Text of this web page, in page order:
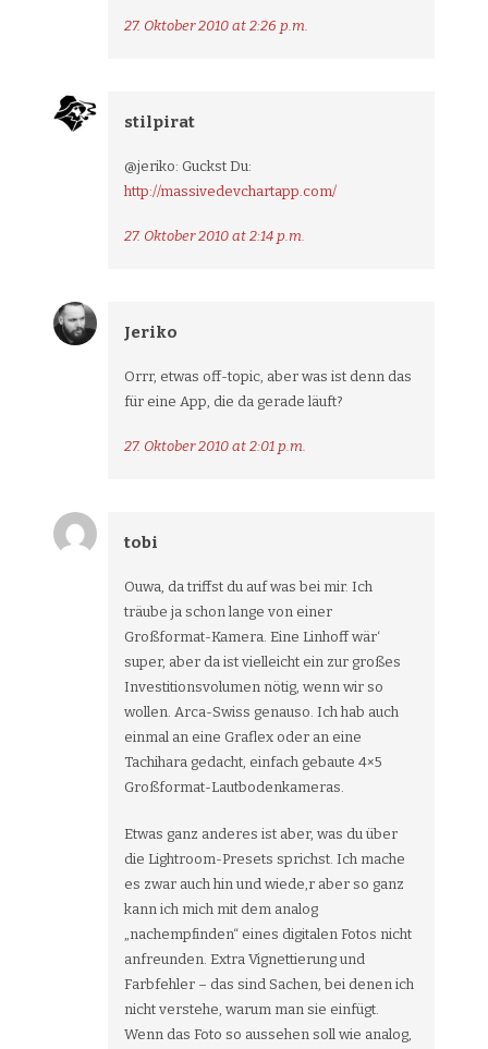
27. Oktober 2010 at 2:26 p.m.
stilpirat
@jeriko: Guckst Du:
http://massivedevchartapp.com/
27. Oktober 2010 at 2:14 p.m.
Jeriko
Orrr, etwas off-topic, aber was ist denn das
für eine App, die da gerade läuft?
27. Oktober 2010 at 2:01 p.m.
tobi
Ouwa, da triffst du auf was bei mir. Ich
träube ja schon lange von einer
Großformat-Kamera. Eine Linhoff wär‘
super, aber da ist vielleicht ein zur großes
Investitionsvolumen nötig, wenn wir so
wollen. Arca-Swiss genauso. Ich hab auch
einmal an eine Graflex oder an eine
Tachihara gedacht, einfach gebaute 4×5
Großformat-Lautbodenkameras.
Etwas ganz anderes ist aber, was du über
die Lightroom-Presets sprichst. Ich mache
es zwar auch hin und wiede,r aber so ganz
kann ich mich mit dem analog
„nachempfinden“ eines digitalen Fotos nicht
anfreunden. Extra Vignettierung und
Farbfehler – das sind Sachen, bei denen ich
nicht verstehe, warum man sie einfügt.
Wenn das Foto so aussehen soll wie analog,